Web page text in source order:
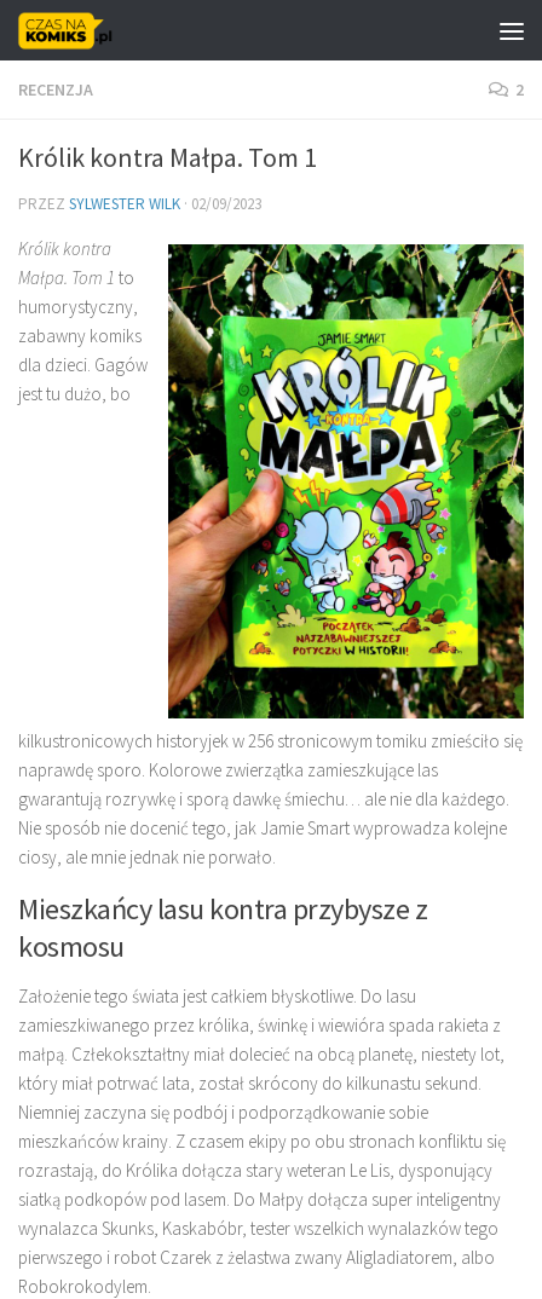
Skip to content
RECENZJA 2
Królik kontra Małpa. Tom 1
PRZEZ SYLWESTER WILK · 02/09/2023
Królik kontra
Małpa. Tom 1 to
humorystyczny,
zabawny komiks
dla dzieci. Gagów
jest tu dużo, bo
kilkustronicowych historyjek w 256 stronicowym tomiku zmieściło się
naprawdę sporo. Kolorowe zwierzątka zamieszkujące las
gwarantują rozrywkę i sporą dawkę śmiechu… ale nie dla każdego.
Nie sposób nie docenić tego, jak Jamie Smart wyprowadza kolejne
ciosy, ale mnie jednak nie porwało.
Mieszkańcy lasu kontra przybysze z
kosmosu
Założenie tego świata jest całkiem błyskotliwe. Do lasu
zamieszkiwanego przez królika, świnkę i wiewióra spada rakieta z
małpą. Człekokształtny miał dolecieć na obcą planetę, niestety lot,
który miał potrwać lata, został skrócony do kilkunastu sekund.
Niemniej zaczyna się podbój i podporządkowanie sobie
mieszkańców krainy. Z czasem ekipy po obu stronach konfliktu się
rozrastają, do Królika dołącza stary weteran Le Lis, dysponujący
siatką podkopów pod lasem. Do Małpy dołącza super inteligentny
wynalazca Skunks, Kaskabóbr, tester wszelkich wynalazków tego
pierwszego i robot Czarek z żelastwa zwany Aligladiatorem, albo
Robokrokodylem.